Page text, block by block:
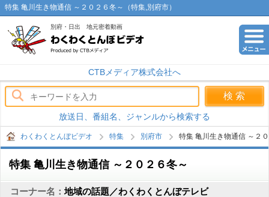
特集 亀川生き物通信 ～２０２６冬～（特集,別府市）
別府・日出 地元密着動画
CTBメディア株式会社へ
放送日、番組名、ジャンルから検索する
わくわくとんぼビデオ 特集 別府市 特集 亀川生き物通信 ～２
特集 亀川生き物通信 ～２０２６冬～
コーナー名：地域の話題／わくわくとんぼテレビ